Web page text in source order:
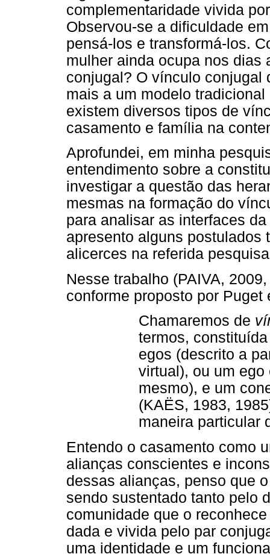
complementaridade vivida
Observou-se a dificuldade
pensá-los e transformá-los.
mulher ainda ocupa nos dias
conjugal? O vínculo conjugal
mais a um modelo
existem diversos tipos de
casamento e família na
Aprofundei, em minha
entendimento sobre a
investigar a questão das
mesmas na formação do
para analisar as interfaces
apresento alguns postulados
alicerces na referida
Nesse trabalho (PAIVA,
conforme proposto por
Chamaremos de
termos,
egos (descrito a
virtual), ou um
mesmo), e um
(KAËS, 1983,
maneira particular
Entendo o casamento como
alianças conscientes e
dessas alianças, penso que
sendo sustentado tanto pelo
comunidade que o
dada e vivida pelo par
uma identidade e um